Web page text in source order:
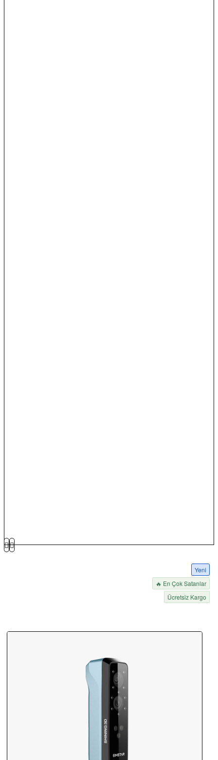
Yeni
🔥 En Çok Satanlar
Ücretsiz Kargo